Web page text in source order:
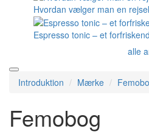
Hvordan vælger man en
Espresso tonic – et
alle
Introduktion Mærke
Femobog